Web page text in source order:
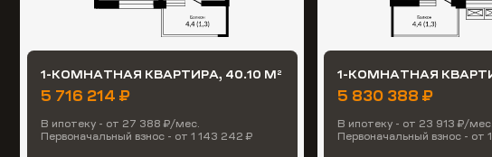
1-КОМНАТНАЯ КВАРТИРА, 40.10 М 2
5 716 214 ₽
В ипотеку - от 27 388 ₽/мес.
Первоначальный взнос - от 1 143 242 ₽
1-КОМНАТНАЯ
5 830 388 ₽
В ипотеку - от 23 913 ₽/мес.
Первоначальный взнос - от